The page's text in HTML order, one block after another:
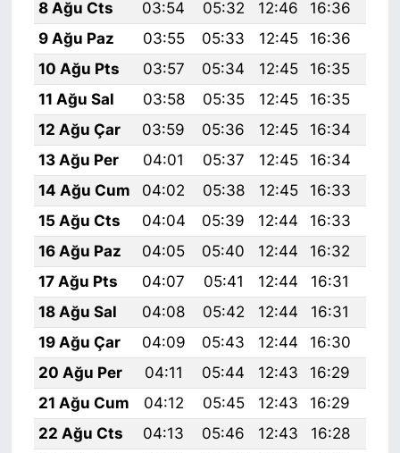
8 Ağu Cts
03:54 05:32 12:46 16:36
9 Ağu Paz
03:55 05:33 12:45 16:36
10 Ağu Pts
03:57 05:34 12:45 16:35
11 Ağu Sal
03:58 05:35 12:45 16:35
12 Ağu Çar
03:59 05:36 12:45 16:34
13 Ağu Per
04:01 05:37 12:45 16:34
14 Ağu Cum
04:02 05:38 12:45 16:33
15 Ağu Cts
04:04 05:39 12:44 16:33
16 Ağu Paz
04:05 05:40 12:44 16:32
17 Ağu Pts
04:07 05:41 12:44 16:31
18 Ağu Sal
04:08 05:42 12:44 16:31
19 Ağu Çar
04:09 05:43 12:44 16:30
20 Ağu Per
04:11 05:44 12:43 16:29
21 Ağu Cum
04:12 05:45 12:43 16:29
22 Ağu Cts
04:13 05:46 12:43 16:28